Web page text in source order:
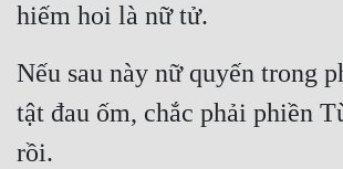
Tu Tiên
Tội Phạm
Vô Địch
Võ Hiệp
hiếm hoi là nữ tử.
Nếu sau này nữ quyến trong
tật đau ốm, chắc phải phiền
rồi.